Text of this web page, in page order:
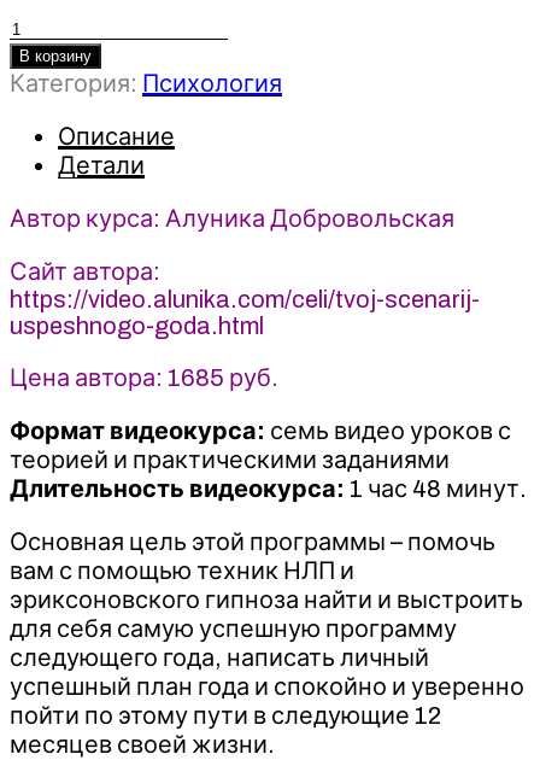
Количество
товара
Твой
успешного
года
обновленная
Алуника
Добровольская
В корзину
Категория: Психология
Описание
Детали
Автор курса: Алуника Добровольская
Сайт автора:
https://video.alunika.com/celi/tvoj-scenarij-
uspeshnogo-goda.html
Цена автора: 1685 руб.
Формат видеокурса: семь видео уроков с
теорией и практическими заданиями
Длительность видеокурса: 1 час 48 минут.
Основная цель этой программы – помочь
вам с помощью техник НЛП и
эриксоновского гипноза найти и выстроить
для себя самую успешную программу
следующего года, написать личный
успешный план года и спокойно и уверенно
пойти по этому пути в следующие 12
месяцев своей жизни.